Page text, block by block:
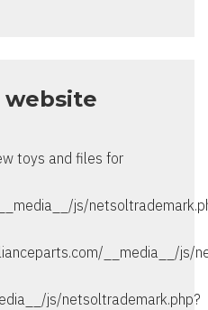
toys and files for
js/
__media__/js/
js/netsoltrademark.php?